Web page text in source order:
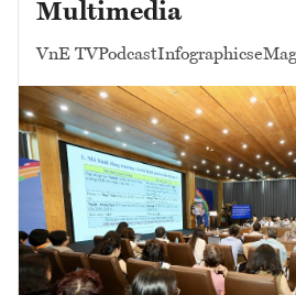
Multimedia
VnE TVPodcastInfographics